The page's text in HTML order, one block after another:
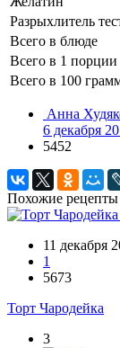
Разрыхлитель
Всего в блюде
Всего в 1 порции
Всего в 100
Анна
6 декабря
5452
Похожие рецепты
11 декабря
1
5673
Торт Чародейка
3